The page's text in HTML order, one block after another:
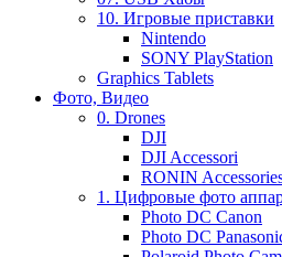
10. Игровые приставки
Nintendo
SONY PlayStation
Graphics Tablets
Фото, Видео
0. Drones
DJI
DJI Accessori
RONIN
1. Цифровые фото
Photo DC Canon
Photo DC